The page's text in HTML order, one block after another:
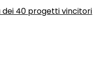
40 progetti vincitori